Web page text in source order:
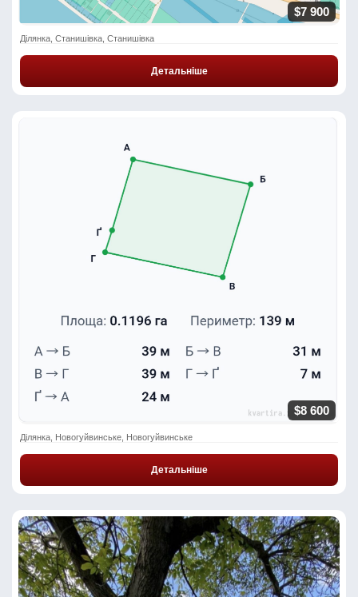
$7 900
Ділянка, Станишівка, Станишівка
Детальніше
$8 600
Ділянка, Новогуйвинське, Новогуйвинське
Детальніше